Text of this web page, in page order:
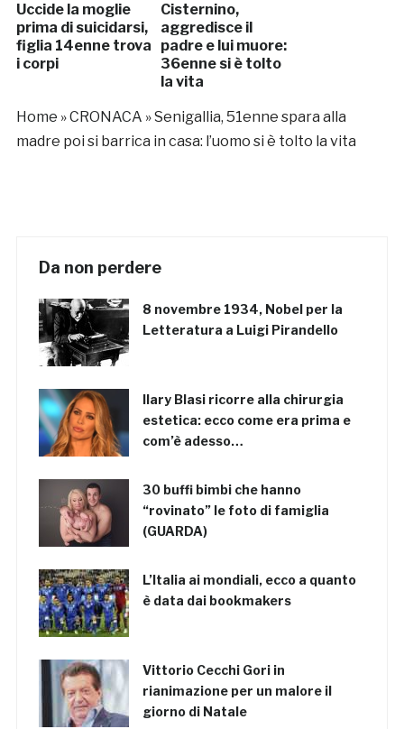
Uccide la moglie
prima di suicidarsi,
figlia 14enne trova
i corpi
Cisternino,
aggredisce il
padre e lui muore:
36enne si è tolto
la vita
Home »CRONACA »Senigallia, 51enne spara alla
madre poi si barrica in casa: l’uomo si è tolto la vita
Da non perdere
8 novembre 1934, Nobel per la
Letteratura a Luigi Pirandello
Ilary Blasi ricorre alla chirurgia
estetica: ecco come era prima e
com’è adesso…
30 buffi bimbi che hanno
“rovinato” le foto di famiglia
(GUARDA)
L’Italia ai mondiali, ecco a quanto
è data dai bookmakers
Vittorio Cecchi Gori in
rianimazione per un malore il
giorno di Natale